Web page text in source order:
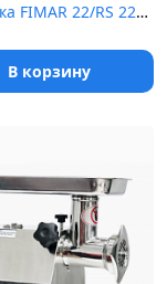
Мясорубка FIMAR 22/RS 220B
В корзину